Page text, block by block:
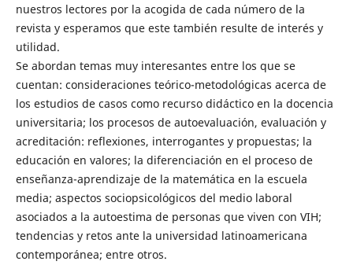
nuestros lectores por la acogida de cada número de la
revista y esperamos que este también resulte de interés y
utilidad.
Se abordan temas muy interesantes entre los que se
cuentan: consideraciones teórico-metodológicas acerca de
los estudios de casos como recurso didáctico en la docencia
universitaria; los procesos de autoevaluación, evaluación y
acreditación: reflexiones, interrogantes y propuestas; la
educación en valores; la diferenciación en el proceso de
enseñanza-aprendizaje de la matemática en la escuela
media; aspectos sociopsicológicos del medio laboral
asociados a la autoestima de personas que viven con VIH;
tendencias y retos ante la universidad latinoamericana
contemporánea; entre otros.